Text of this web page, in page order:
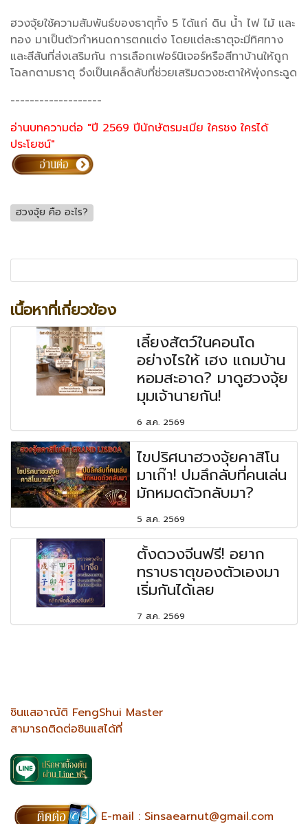
ฮวงจุ้ยใช้ความสัมพันธ์ของธาตุทั้ง 5 ได้แก่ ดิน น้ำ ไฟ ไม้ และ
ทอง มาเป็นตัวกำหนดการตกแต่ง โดยแต่ละธาตุจะมีทิศทาง
และสีสันที่ส่งเสริมกัน การเลือกเฟอร์นิเจอร์หรือสีทาบ้านให้ถูก
โฉลกตามธาตุ จึงเป็นเคล็ดลับที่ช่วยเสริมดวงชะตาให้พุ่งกระฉูด
-------------------
อ่านบทความต่อ "ปี 2569 ปีนักษัตรมะเมีย ใครชง ใครได้
ประโยชน์"
ฮวงจุ้ย คือ อะไร?
เนื้อหาที่เกี่ยวข้อง
เลี้ยงสัตว์ในคอนโด
อย่างไรให้ เฮง แถมบ้าน
หอมสะอาด? มาดูฮวงจุ้ย
มุมเจ้านายกัน!
6 ส.ค. 2569
ไขปริศนาฮวงจุ้ยคาสิโน
มาเก๊า! ปมลึกลับที่คนเล่น
มักหมดตัวกลับมา?
5 ส.ค. 2569
ตั้งดวงจีนฟรี! อยาก
ทราบธาตุของตัวเองมา
เริ่มกันได้เลย
7 ส.ค. 2569
ซินแสอาณัติ FengShui Master
สามารถติดต่อซินแสได้ที่
E-mail : Sinsaearnut@gmail.com